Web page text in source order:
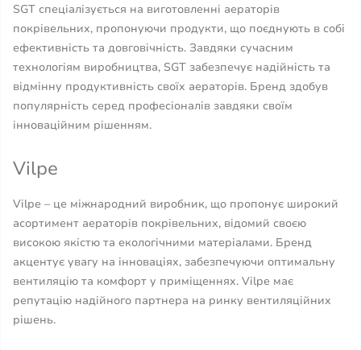
SGT спеціалізується на виготовленні аераторів
покрівельних, пропонуючи продукти, що поєднують в собі
ефективність та довговічність. Завдяки сучасним
технологіям виробництва, SGT забезпечує надійність та
відмінну продуктивність своїх аераторів. Бренд здобув
популярність серед професіоналів завдяки своїм
інноваційним рішенням.
Vilpe
Vilpe – це міжнародний виробник, що пропонує широкий
асортимент аераторів покрівельних, відомий своєю
високою якістю та екологічними матеріалами. Бренд
акцентує увагу на інноваціях, забезпечуючи оптимальну
вентиляцію та комфорт у приміщеннях. Vilpe має
репутацію надійного партнера на ринку вентиляційних
рішень.